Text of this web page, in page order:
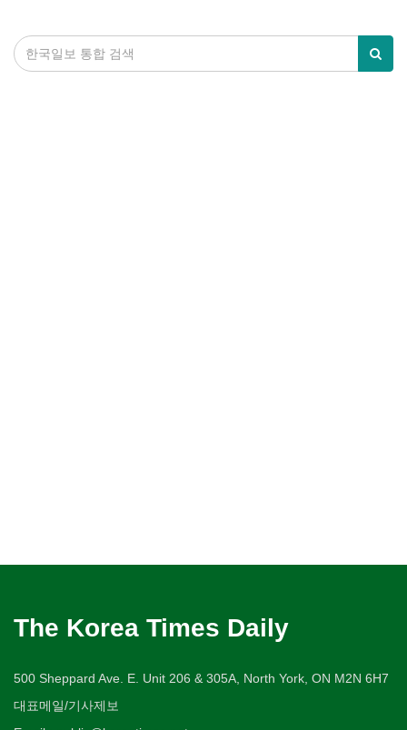
The Korea Times Daily
500 Sheppard Ave. E. Unit 206 & 305A, North York, ON M2N 6H7
대표메일/기사제보